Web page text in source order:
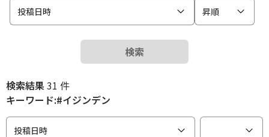
投稿日時
昇順
検索
検索結果31 件
キーワード:#イジンデン
投稿日時